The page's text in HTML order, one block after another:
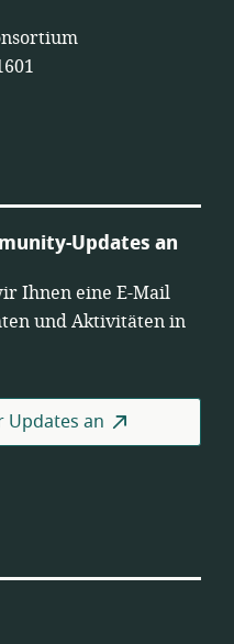
Updates an
Ihnen eine E-Mail
und Aktivitäten in
Updates an